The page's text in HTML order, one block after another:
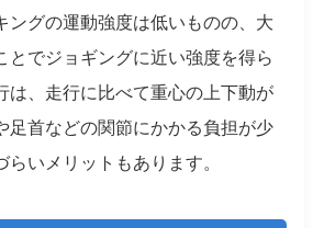
ングの運動強度は低いものの、大
とでジョギングに近い強度を得ら
は、走行に比べて重心の上下動が
足首などの関節にかかる負担が少
らいメリットもあります。